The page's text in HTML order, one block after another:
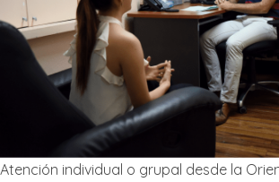
Atención individual o grupal desde la